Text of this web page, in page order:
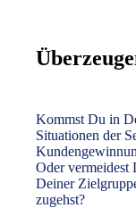
Kommst Du in
Situationen der
Oder
Deiner
zugehst?